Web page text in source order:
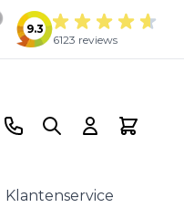
9.3
6123 reviews
Klantenservice
Telefoonnummer
Search Cart